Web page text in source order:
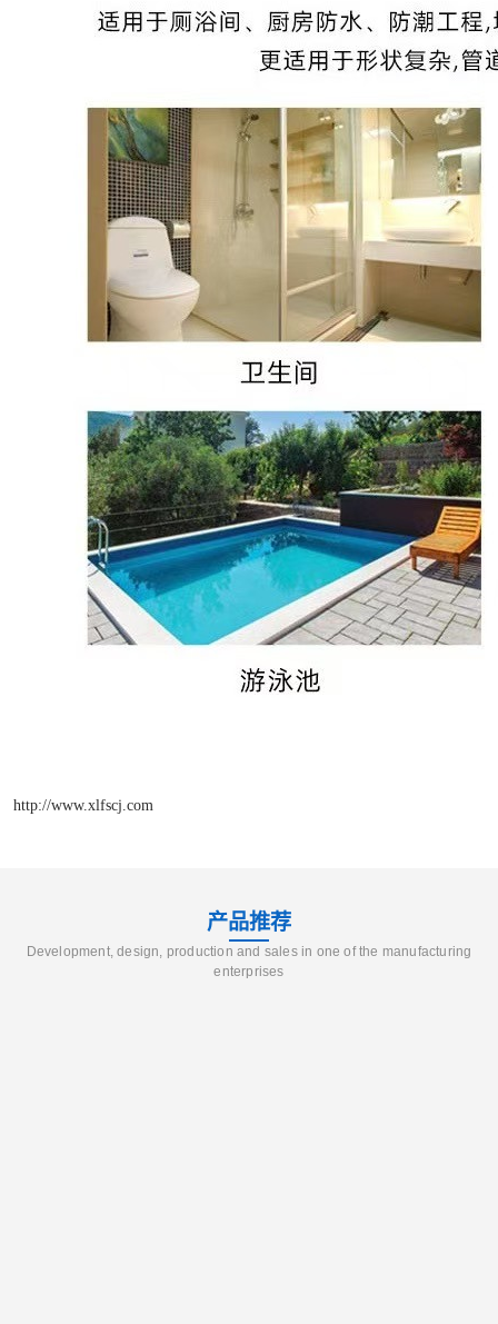
http://www.xlfscj.com
产品推荐
Development, design, production and sales in one of the manufacturing
enterprises